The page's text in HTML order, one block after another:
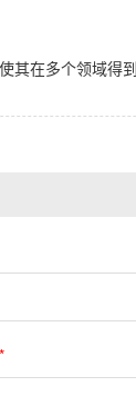
在多个领域得到
*